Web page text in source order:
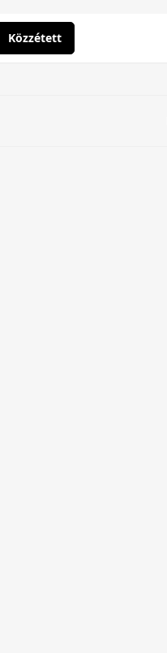
Közzétett